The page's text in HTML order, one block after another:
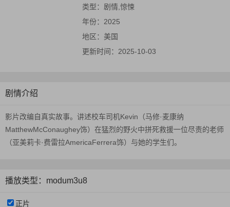
类型： 剧情,惊悚
年份： 2025
地区： 美国
更新时间： 2025-10-03
剧情介绍
影片改编自真实故事。讲述校车司机Kevin（马修·麦康纳
MatthewMcConaughey饰）在猛烈的野火中拼死救援一位尽责的老师
（亚美莉卡·费雷拉AmericaFerrera饰）与她的学生们。
播放类型：modum3u8
正片